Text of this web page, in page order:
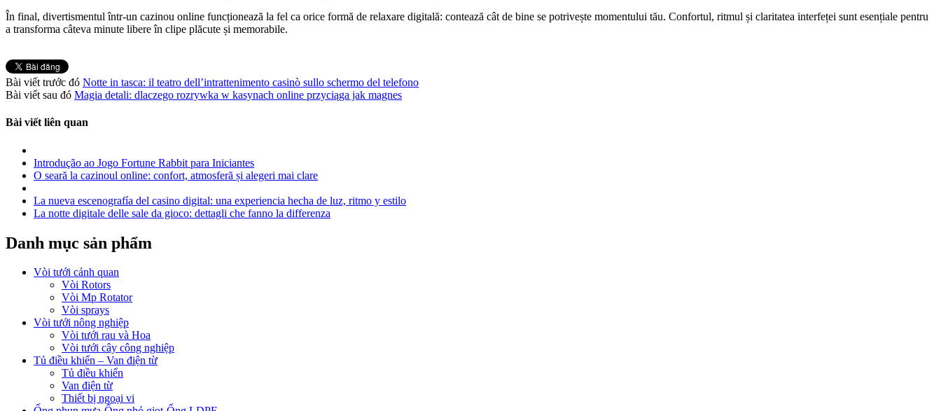
În final, divertismentul într-un cazinou online funcționează la fel ca orice formă de relaxare digitală: contează cât de bine se potrivește momentului tău. Confortul, ritmul și claritatea interfeței sunt esențiale pentru
a transforma câteva minute libere în clipe plăcute și memorabile.
Bài viết trước đó Notte in tasca: il teatro dell’intrattenimento casinò sullo schermo del telefono
Bài viết sau đó Magia detali: dlaczego rozrywka w kasynach online przyciąga jak magnes
Bài viết liên quan
Introdução ao Jogo Fortune Rabbit para Iniciantes
O seară la cazinoul online: confort, atmosferă și alegeri mai clare
La nueva escenografía del casino digital: una experiencia hecha de luz, ritmo y estilo
La notte digitale delle sale da gioco: dettagli che fanno la differenza
Danh mục sản phẩm
Vòi tưới cảnh quan
Vòi Rotors
Vòi Mp Rotator
Vòi sprays
Vòi tưới nông nghiệp
Vòi tưới rau và Hoa
Vòi tưới cây công nghiệp
Tủ điều khiển – Van điện từ
Tủ điều khiển
Van điện từ
Thiết bị ngoại vi